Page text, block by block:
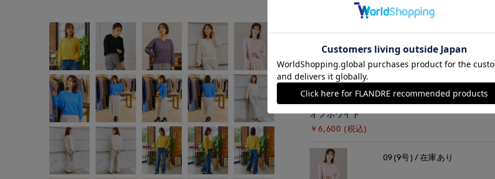
オフホワイト
￥6,600 (税込)
09(9号) 在庫なし
09(9号) 在庫あり